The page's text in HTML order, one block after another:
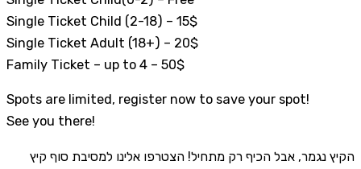
Single Ticket Child (2-18) – 15$
Single Ticket Adult (18+) – 20$
Family Ticket – up to 4 – 50$
Spots are limited, register now to save your spot!
See you there!
הקיץ נגמר, אבל הכיף רק מתחיל! הצטרפו אלינו למסיבת סוף קיץ